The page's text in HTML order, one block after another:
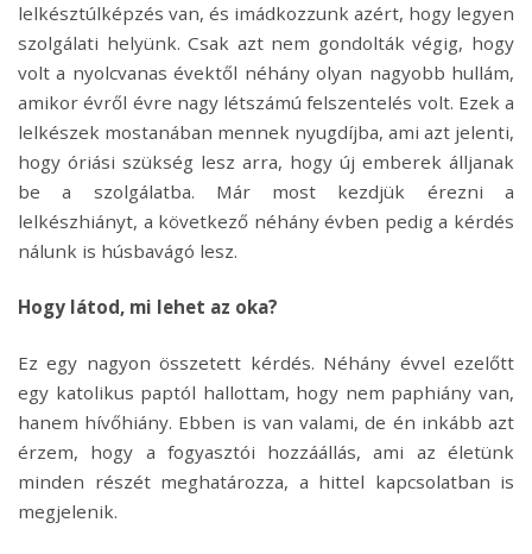
lelkésztúlképzés van, és imádkozzunk azért, hogy legyen
szolgálati helyünk. Csak azt nem gondolták végig, hogy
volt a nyolcvanas évektől néhány olyan nagyobb hullám,
amikor évről évre nagy létszámú felszentelés volt. Ezek a
lelkészek mostanában mennek nyugdíjba, ami azt jelenti,
hogy óriási szükség lesz arra, hogy új emberek álljanak
be a szolgálatba. Már most kezdjük érezni a
lelkészhiányt, a következő néhány évben pedig a kérdés
nálunk is húsbavágó lesz.
Hogy látod, mi lehet az oka?
Ez egy nagyon összetett kérdés. Néhány évvel ezelőtt
egy katolikus paptól hallottam, hogy nem paphiány van,
hanem hívőhiány. Ebben is van valami, de én inkább azt
érzem, hogy a fogyasztói hozzáállás, ami az életünk
minden részét meghatározza, a hittel kapcsolatban is
megjelenik.